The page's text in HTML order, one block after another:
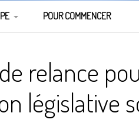
DE L’ÉQUIPE
POUR COMMENCER
relance
législative